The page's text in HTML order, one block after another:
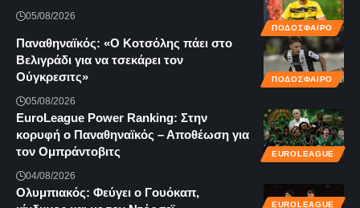
ΠΟΔΟΣΦΑΙΡΟ
05/08/2026
ΠΟΔΟΣΦΑΙΡΟ
Παναθηναϊκός: «Ο Κοτσόλης πάει στο
Βελιγράδι για να τσεκάρει τον
Ούγκρεσιτς»
05/08/2026
EUROLEAGUE
EuroLeague Power Ranking: Στην
κορυφή ο Παναθηναϊκός – Αποθέωση για
τον Ομπράντοβιτς
04/08/2026
EUROLEAGUE
Ολυμπιακός: Φεύγει ο Γουόκαπ,